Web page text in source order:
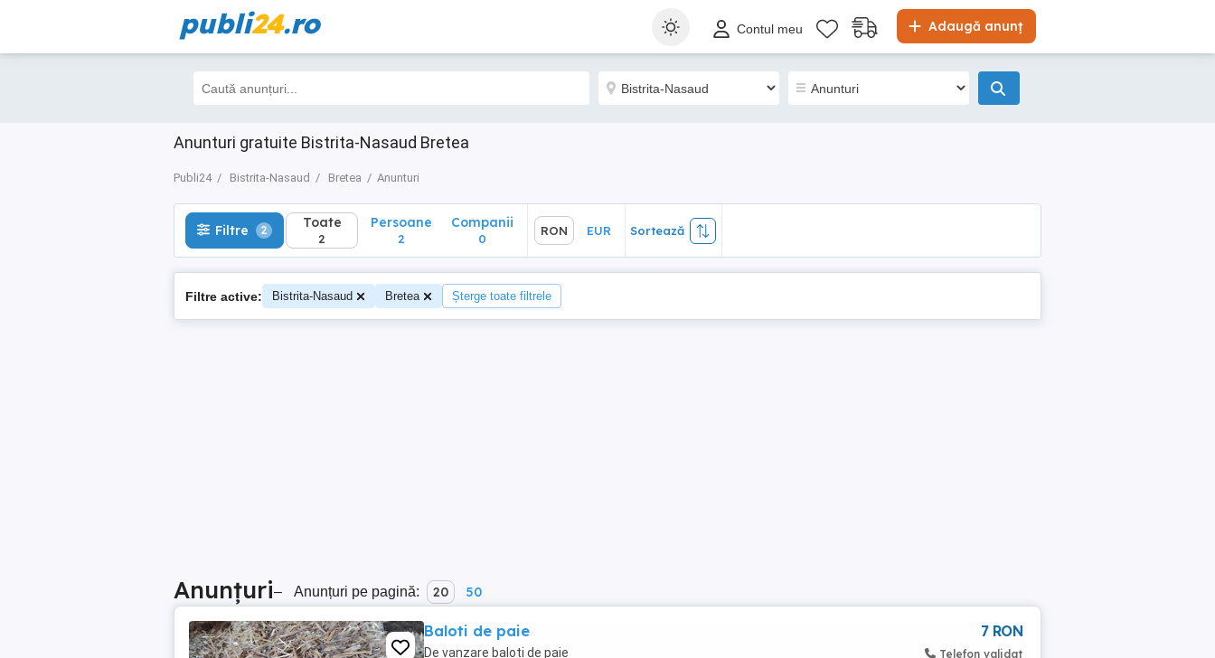
publi24.ro Adaugă anunț
Contul meu
Anunturi gratuite Bistrita-Nasaud Bretea
Publi24 Bistrita-Nasaud Bretea Anunturi
Filtre 2 Toate
2
Sortează
Filtre 2 Toate
2
Persoane
2
Companii
0
RON EUR Sortează
Filtre active: Bistrita-Nasaud Bretea Șterge toate filtrele
Anunțuri– Anunțuri pe pagină: 20 50
Baloti de paie
De vanzare baloti de paie
7 RON
Telefon validat